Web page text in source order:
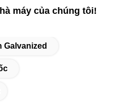
máy của chúng tôi!
Galvanized